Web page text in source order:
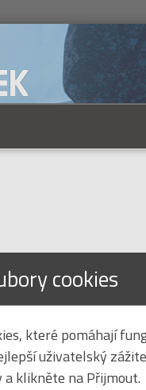
cookies
které pomáhají
uživatelský
klikněte na Přijmout.